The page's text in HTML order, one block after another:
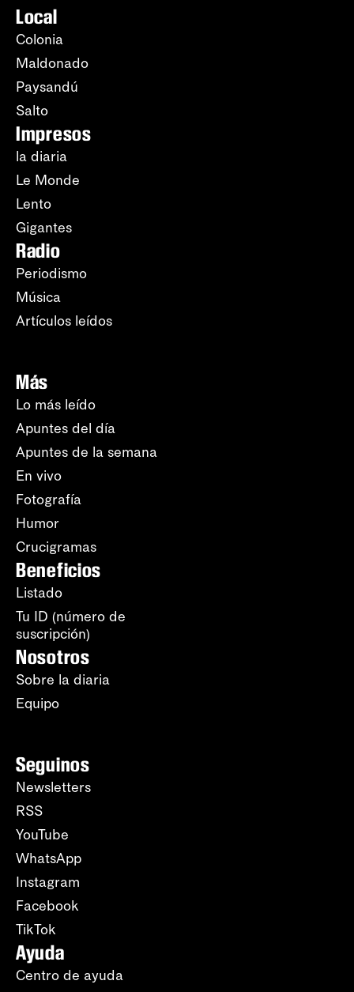
Local
Colonia
Maldonado
Paysandú
Salto
Impresos
la diaria
Le Monde
Lento
Gigantes
Radio
Periodismo
Música
Artículos leídos
Más
Lo más leído
Apuntes del día
Apuntes de la semana
En vivo
Fotografía
Humor
Crucigramas
Beneficios
Listado
Tu ID (número de
suscripción)
Nosotros
Sobre la diaria
Equipo
Seguinos
Newsletters
RSS
YouTube
WhatsApp
Instagram
Facebook
TikTok
Ayuda
Centro de ayuda